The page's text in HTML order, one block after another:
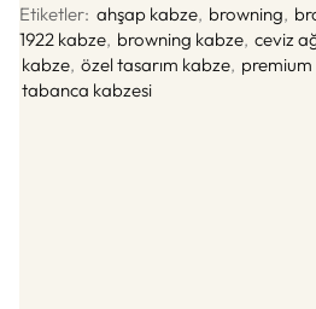
Etiketler: ahşap kabze, browning,
1922 kabze, browning kabze, ceviz
kabze, özel tasarım kabze,
tabanca kabzesi